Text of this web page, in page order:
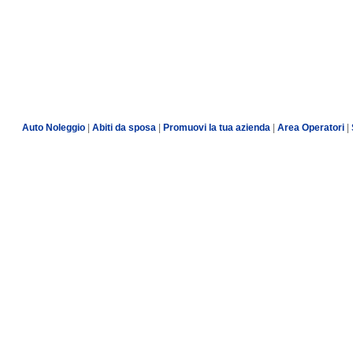
Auto Noleggio Abiti da sposa Promuovi la tua azienda Area Operatori